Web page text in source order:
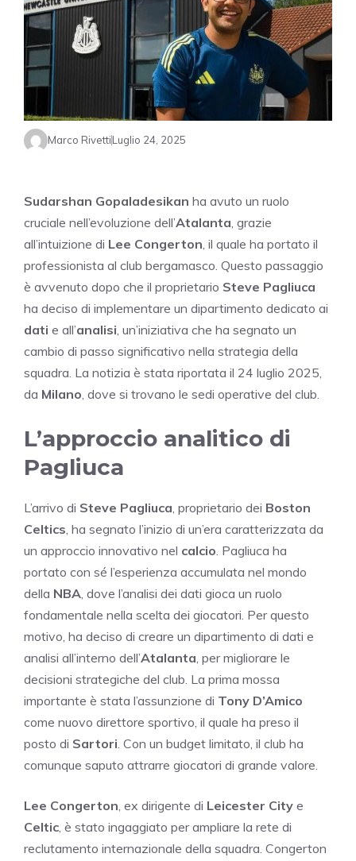
Marco RivettiLuglio 24, 2025
Sudarshan Gopaladesikan ha avuto un ruolo
cruciale nell’evoluzione dell’Atalanta , grazie
all’intuizione di Lee Congerton , il quale ha portato il
professionista al club bergamasco. Questo passaggio
è avvenuto dopo che il proprietario Steve Pagliuca
ha deciso di implementare un dipartimento dedicato ai
dati e all’analisi , un’iniziativa che ha segnato un
cambio di passo significativo nella strategia della
squadra. La notizia è stata riportata il 24 luglio 2025,
da Milano , dove si trovano le sedi operative del club.
L’approccio analitico di
Pagliuca
L’arrivo di Steve Pagliuca , proprietario dei Boston
Celtics , ha segnato l’inizio di un’era caratterizzata da
un approccio innovativo nel calcio . Pagliuca ha
portato con sé l’esperienza accumulata nel mondo
della NBA , dove l’analisi dei dati gioca un ruolo
fondamentale nella scelta dei giocatori. Per questo
motivo, ha deciso di creare un dipartimento di dati e
analisi all’interno dell’Atalanta , per migliorare le
decisioni strategiche del club. La prima mossa
importante è stata l’assunzione di Tony D’Amico
come nuovo direttore sportivo, il quale ha preso il
posto di Sartori . Con un budget limitato, il club ha
comunque saputo attrarre giocatori di grande valore.
Lee Congerton , ex dirigente di Leicester City e
Celtic , è stato ingaggiato per ampliare la rete di
reclutamento internazionale della squadra. Congerton